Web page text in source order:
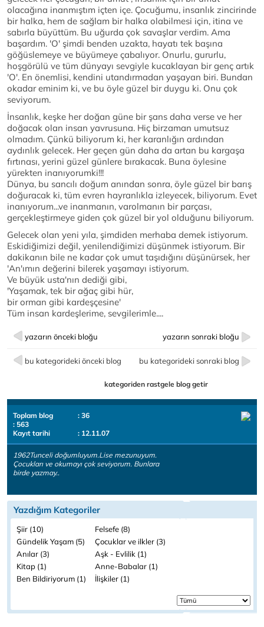
olacağına inanmıştım içten içe. Çocuğumu, insanlık zincirinde
bir halka, hem de sağlam bir halka olabilmesi için, itina ve
sabırla büyüttüm. Bu uğurda çok savaşlar verdim. Ama
başardım. 'O' şimdi benden uzakta, hayatı tek başına
göğüslemeye ve büyümeye çabalıyor. Onurlu, gururlu,
hoşgörülü ve tüm dünyayı sevgiyle kucaklayan bir genç artık
'O'. En önemlisi, kendini utandırmadan yaşayan biri. Bundan
okadar eminim ki, ve bu öyle güzel bir duygu ki. Onu çok
seviyorum.
İnsanlık, keşke her doğan güne bir şans daha verse ve her
doğacak olan insan yavrusuna. Hiç birzaman umutsuz
olmadım. Çünkü biliyorum ki, her karanlığın ardından
aydınlık gelecek. Her geçen gün daha da artan bu kargaşa
fırtınası, yerini güzel günlere bırakacak. Buna öylesine
yürekten inanıyorumki!!!
Dünya, bu sancılı doğum anından sonra, öyle güzel bir barış
doğuracak ki, tüm evren hayranlıkla izleyecek, biliyorum. Evet
inanıyorum...ve inanmanın, varolmanın bir parçası,
gerçekleştirmeye giden çok güzel bir yol olduğunu biliyorum.
Gelecek olan yeni yıla, şimdiden merhaba demek istiyorum.
Eskidiğimizi değil, yenilendiğimizi düşünmek istiyorum. Bir
dakikanın bile ne kadar çok umut taşıdığını düşünürsek, her
'An'ımın değerini bilerek yaşamayı istiyorum.
Ve büyük usta'nın dediği gibi,
'Yaşamak, tek bir ağaç gibi hür,
bir orman gibi kardeşçesine'
Tüm insan kardeşlerime, sevgilerimle....
yazarın önceki bloğu yazarın sonraki bloğu
bu kategorideki önceki blog bu kategorideki sonraki blog
kategoriden rastgele blog getir
Toplam blog
: 36
: 563
Kayıt tarihi
: 12.11.07
1962Tunceli doğumluyum.Lise mezunuyum.
Çocukları ve okumayı çok seviyorum. Bunlara
birde yazmay..
Yazdığım Kategoriler
Şiir (10)
Felsefe (8)
Gündelik Yaşam (5)
Çocuklar ve ilkler (3)
Anılar (3)
Aşk - Evlilik (1)
Kitap (1)
Anne-Babalar (1)
Ben Bildiriyorum (1)
İlişkiler (1)